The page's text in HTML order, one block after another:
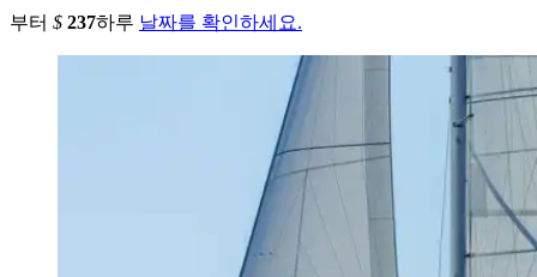
부터 $ 237하루 날짜를 확인하세요.